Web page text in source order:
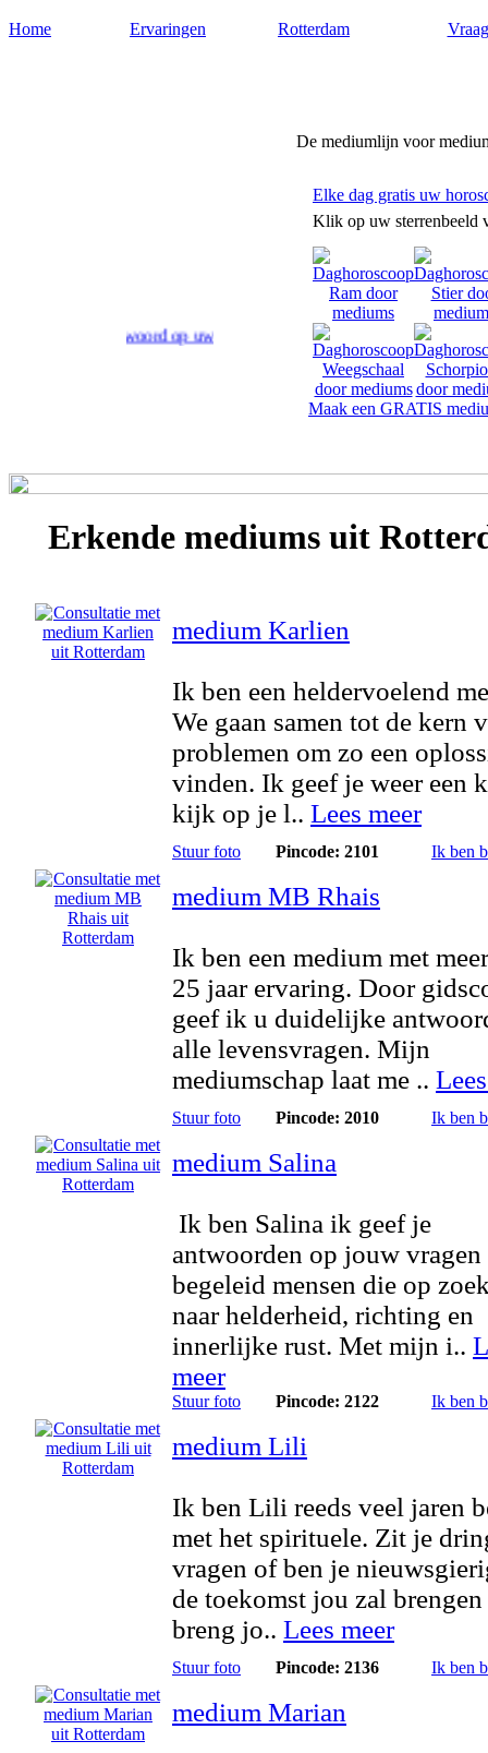
Home Ervaringen Rotterdam
De mediumlijn voor
antwoord op uw levensvragen.
Elke dag gratis uw
Klik op uw sterrenbeeld
Maak een GRATIS
Erkende mediums uit
medium Karlien
Ik ben een heldervoelend
We gaan samen tot de kern
problemen om zo een
vinden. Ik geef je weer een
kijk op je l.. Lees meer
Stuur foto Pincode: 2101 Ik ben
medium MB Rhais
Ik ben een medium met
25 jaar ervaring. Door
geef ik u duidelijke
alle levensvragen. Mijn
mediumschap laat me ..
Stuur foto Pincode: 2010 Ik ben
medium Salina
Ik ben Salina ik geef je
antwoorden op jouw vragen
begeleid mensen die op
naar helderheid, richting en
innerlijke rust. Met mijn i..
meer
Stuur foto Pincode: 2122 Ik ben
medium Lili
Ik ben Lili reeds veel jaren
met het spirituele. Zit je
vragen of ben je
de toekomst jou zal
breng jo.. Lees meer
Stuur foto Pincode: 2136 Ik ben
medium Marian